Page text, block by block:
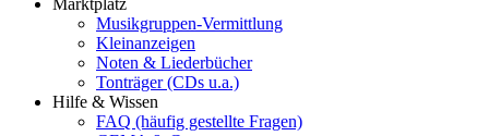
Marktplatz
Musikgruppen-Vermittlung
Kleinanzeigen
Noten & Liederbücher
Tonträger (CDs u.a.)
Hilfe & Wissen
FAQ (häufig gestellte Fragen)